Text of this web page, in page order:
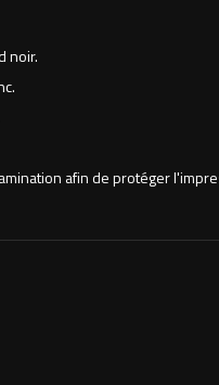
noir.
afin de protéger